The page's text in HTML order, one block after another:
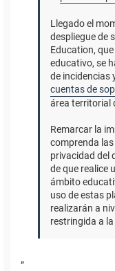
Llegado el
despliegue de
Education,
educativo, se
de incidencias
cuentas de
área territorial
Remarcar la
comprenda
privacidad del
de que realice
ámbito
uso de estas
realizarán a
restringida a
”